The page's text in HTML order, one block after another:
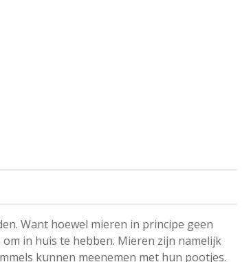
Want hoewel mieren in principe geen
in huis te hebben. Mieren zijn namelijk
kunnen meenemen met hun pootjes.